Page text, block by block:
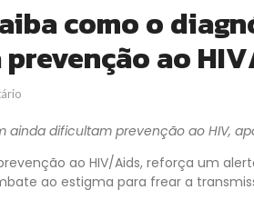
como o
ao
ainda dificultam prevenção ao HIV,
ao HIV/Aids, reforça um
ao estigma para frear a